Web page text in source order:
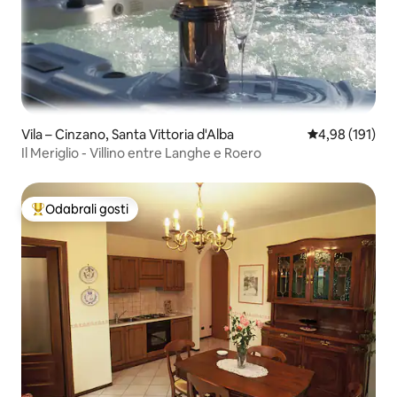
Vila – Cinzano, Santa Vittoria d'Alba Prosječna
4,98 (191)
Il Meriglio - Villino entre Langhe e Roero
Među najviše rangiranima s oznakom „Odabrali gosti”
Odabrali gosti